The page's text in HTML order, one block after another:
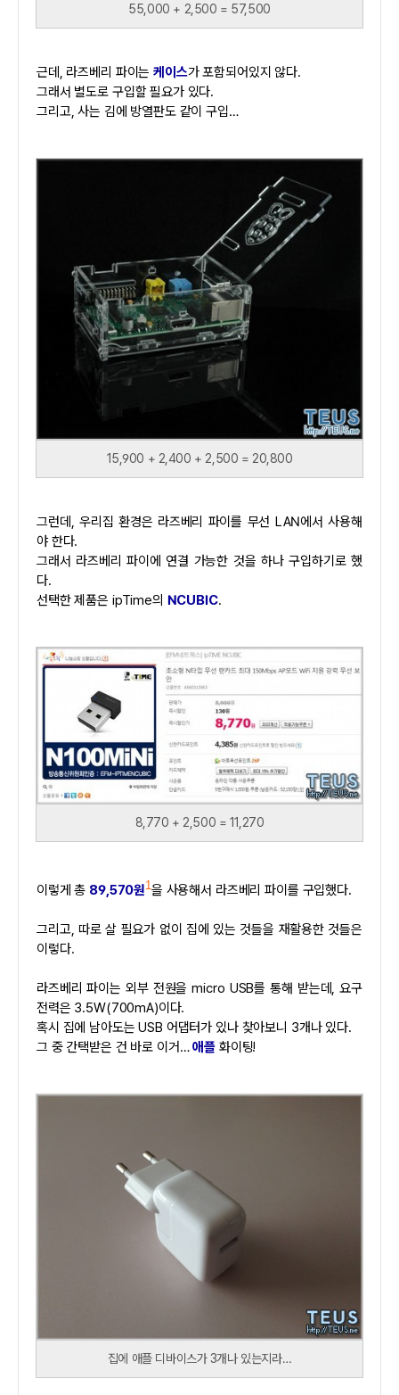
55,000 + 2,500 = 57,500
근데, 라즈베리 파이는케이스가 포함되어있지 않다.
그래서 별도로 구입할 필요가 있다.
그리고, 사는 김에 방열판도 같이 구입…
15,900 + 2,400 + 2,500 = 20,800
그런데, 우리집 환경은 라즈베리 파이를 무선 LAN에서 사용해
야 한다.
그래서 라즈베리 파이에 연결 가능한 것을 하나 구입하기로 했
다.
선택한 제품은 ipTime의 NCUBIC.
8,770 + 2,500 = 11,270
이렇게 총 89,570원1을 사용해서 라즈베리 파이를 구입했다.
그리고, 따로 살 필요가 없이 집에 있는 것들을 재활용한 것들은
이렇다.
라즈베리 파이는 외부 전원을 micro USB를 통해 받는데, 요구
전력은 3.5W(700mA)이다.
혹시 집에 남아도는 USB 어댑터가 있나 찾아보니 3개나 있다.
그 중 간택받은 건 바로 이거…애플 화이팅!
집에 애플 디바이스가 3개나 있는지라…